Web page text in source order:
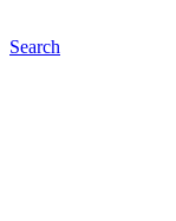
Search